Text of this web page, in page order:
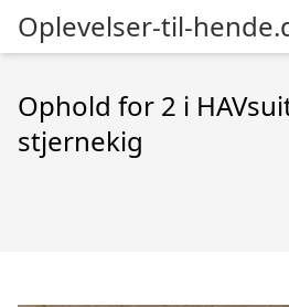
Oplevelser-til-
Ophold for 2 i
stjernekig